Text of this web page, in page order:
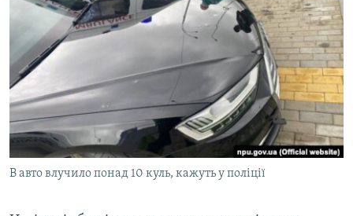
СВІТ
КИТАЙ.ВИКЛИКИ
МУЛЬТИМЕДІА
ФОТО
СПЕЦПРОЄКТИ
ПОДКАСТИ
КРИМ РЕАЛІЇ
В авто влучило понад 10 куль, кажуть у поліції